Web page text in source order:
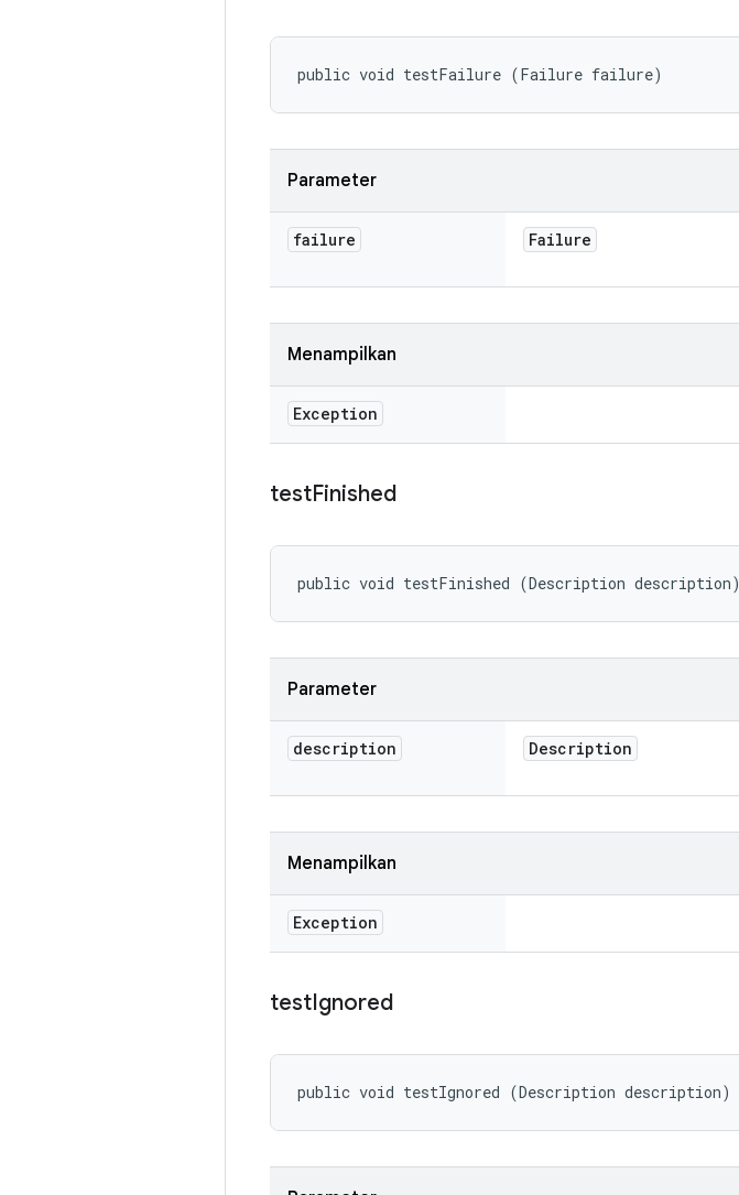
public void testFailure (Failure failure)
Parameter
failure Failure
Menampilkan
Exception
testFinished
public void testFinished (Description description)
Parameter
description Description
Menampilkan
Exception
testIgnored
public void testIgnored (Description description)